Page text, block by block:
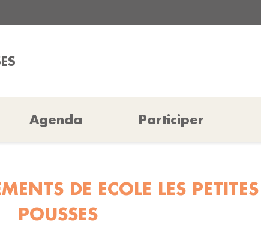
Agenda Participer
DE ECOLE LES PETITES
POUSSES